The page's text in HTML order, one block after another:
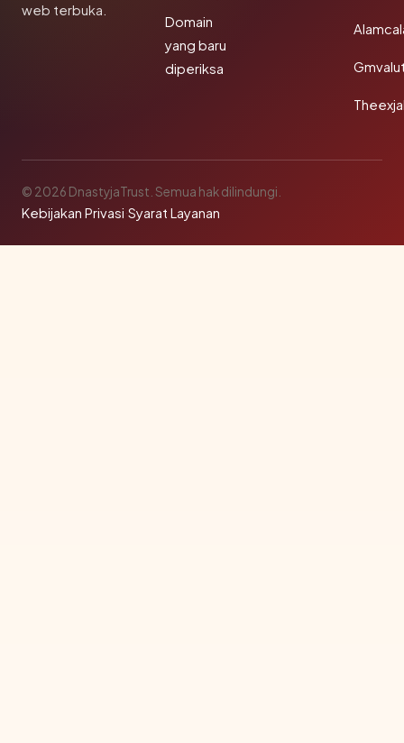
web terbuka.
Domain
yang baru
diperiksa
© 2026 DnastyjaTrust. Semua hak dilindungi.
Kebijakan Privasi·Syarat Layanan